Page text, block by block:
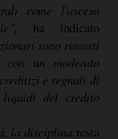
come l'ascesa
ha indicato
sono rimasti
con un moderato
e segnali di
liquidi del credito
la disciplina resta